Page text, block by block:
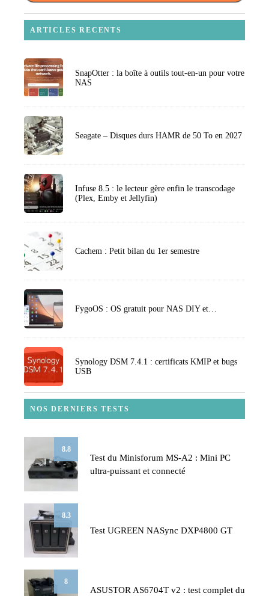
ARTICLES RECENTS
SnapOtter : la boîte à outils tout-en-un pour votre
NAS
Seagate – Disques durs HAMR de 50 To en 2027
Infuse 8.5 : le lecteur gère enfin le transcodage
(Plex, Emby et Jellyfin)
Cachem : Petit bilan du 1er semestre
FygoOS : OS gratuit pour NAS DIY et…
Synology DSM 7.4.1 : certificats KMIP et bugs
USB
NOS DERNIERS TESTS
8.8
Test du Minisforum MS-A2 : Mini PC
ultra-puissant et connecté
8.3
Test UGREEN NASync DXP4800 GT
8
ASUSTOR AS6704T v2 : test complet du